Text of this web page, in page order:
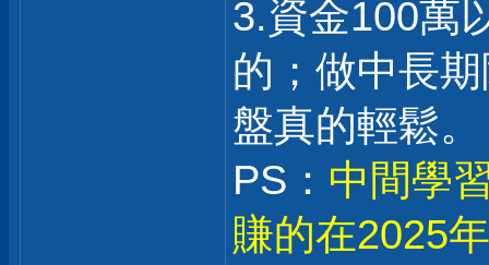
3.資金100萬
的；做中長
盤真的輕鬆。
PS： 中間學
賺的在2025